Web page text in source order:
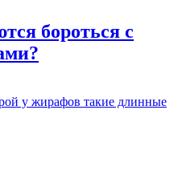
бороться с
у жирафов такие длинные